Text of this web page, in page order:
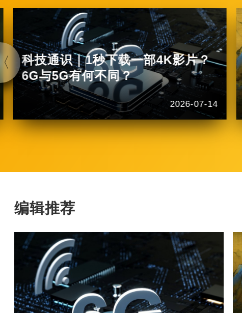
科技通识｜1秒下载一部4K影片？
6G与5G有何不同？
2026-07-14
编辑推荐